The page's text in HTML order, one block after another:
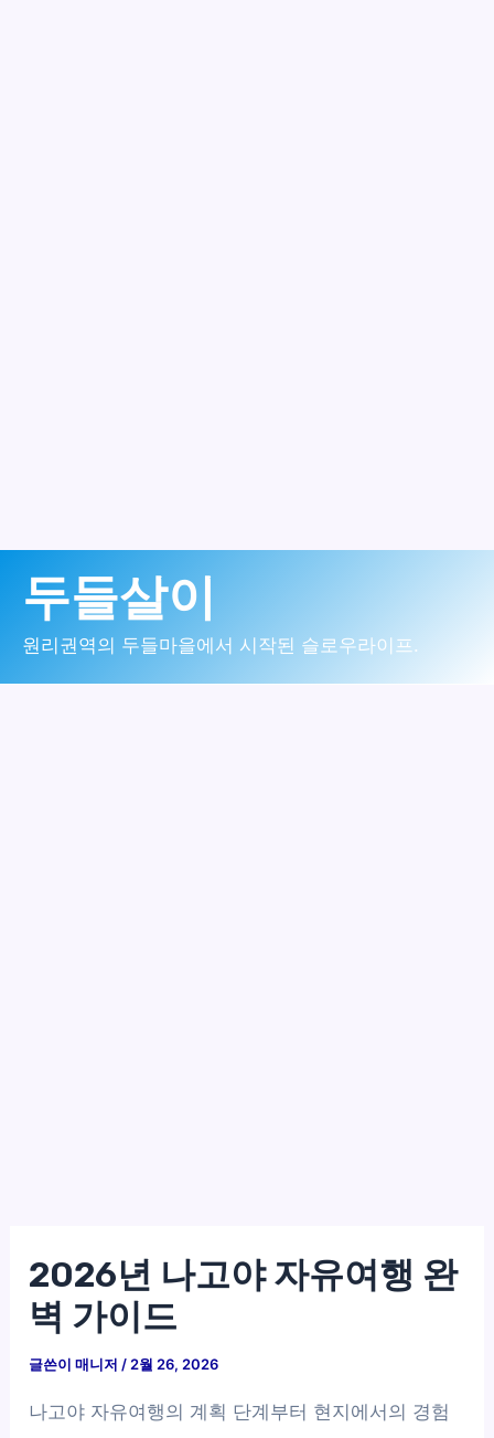
로
두들살이
원리권역의 두들마을에서 시작된 슬로우라이프.
2026년 나고야 자유여행 완
벽 가이드
글쓴이매니저 / 2월 26, 2026
나고야 자유여행의 계획 단계부터 현지에서의 경험